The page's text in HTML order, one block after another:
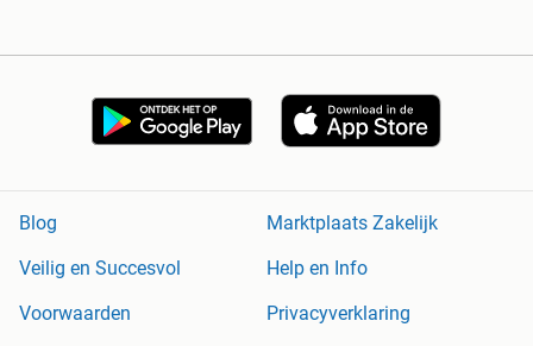
Blog
Marktplaats Zakelijk
Veilig en Succesvol
Help en Info
Voorwaarden
Privacyverklaring